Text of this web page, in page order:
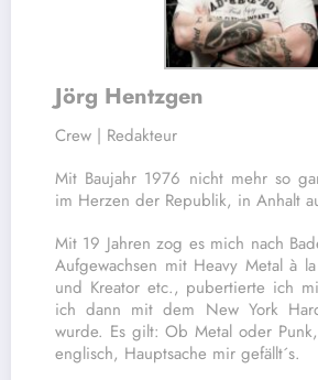
Jörg Hentzgen
Crew | Redakteur
Mit Baujahr 1976 nicht mehr so
im Herzen der Republik, in Anhalt
Mit 19 Jahren zog es mich nach
Aufgewachsen mit Heavy Metal à
und Kreator etc., pubertierte ich
ich dann mit dem New York
wurde. Es gilt: Ob Metal oder
englisch, Hauptsache mir gefällt´s.